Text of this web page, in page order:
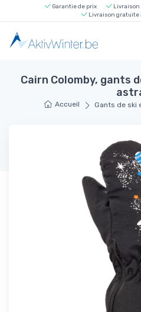
Garantie de prix
Livraison
Livraison gratuite
Cairn Colomby, gants
Accueil Gants de ski